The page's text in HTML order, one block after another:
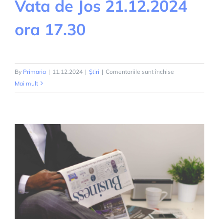
Vata de Jos 21.12.2024
ora 17.30
By Primaria | 11.12.2024 | Știri | Comentariile sunt închise
Colindelor
17.30
Mai mult